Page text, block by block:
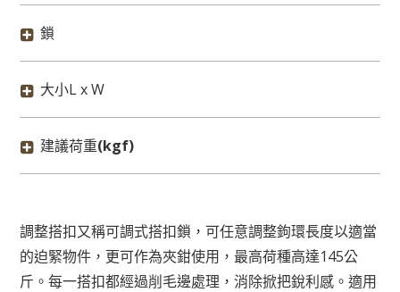
鎖
大小L x W
建議荷重(kgf)
調整搭扣又稱可調式搭扣鎖，可任意調整鉤環長度以適當
的迫緊物件，更可作為夾鉗使用，最高荷種高達145公
斤。每一搭扣都經過削毛邊處理，消除掀把銳利感。適用